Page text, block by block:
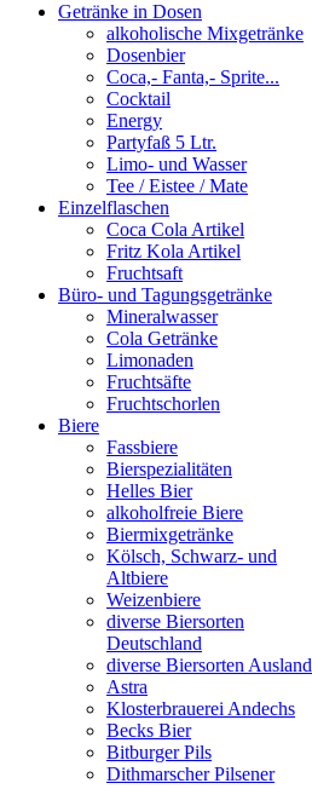
Getränke in Dosen
alkoholische Mixgetränke
Dosenbier
Coca,- Fanta,- Sprite...
Cocktail
Energy
Partyfaß 5 Ltr.
Limo- und Wasser
Tee / Eistee / Mate
Einzelflaschen
Coca Cola Artikel
Fritz Kola Artikel
Fruchtsaft
Büro- und Tagungsgetränke
Mineralwasser
Cola Getränke
Limonaden
Fruchtsäfte
Fruchtschorlen
Biere
Fassbiere
Bierspezialitäten
Helles Bier
alkoholfreie Biere
Biermixgetränke
Kölsch, Schwarz- und
Altbiere
Weizenbiere
diverse Biersorten
Deutschland
diverse Biersorten Ausland
Astra
Klosterbrauerei Andechs
Becks Bier
Bitburger Pils
Dithmarscher Pilsener